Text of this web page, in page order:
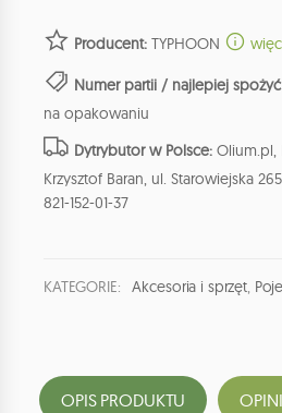
Producent: TYPHOON
Numer partii / najlepiej
na opakowaniu
Dytrybutor w Polsce: Olium.pl,
Krzysztof Baran, ul. Starowiejska
821-152-01-37
KATEGORIE: Akcesoria i sprzęt,
OPIS PRODUKTU